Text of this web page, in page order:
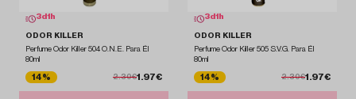
3d 1 h
ODOR KILLER
Perfume Odor Killer 504 O.N.E. Para Él
80ml
14% 2.30€1.97€
3d 1 h
ODOR KILLER
Perfume Odor Killer 505 S.V.G. Para Él
80ml
14% 2.30€1.97€